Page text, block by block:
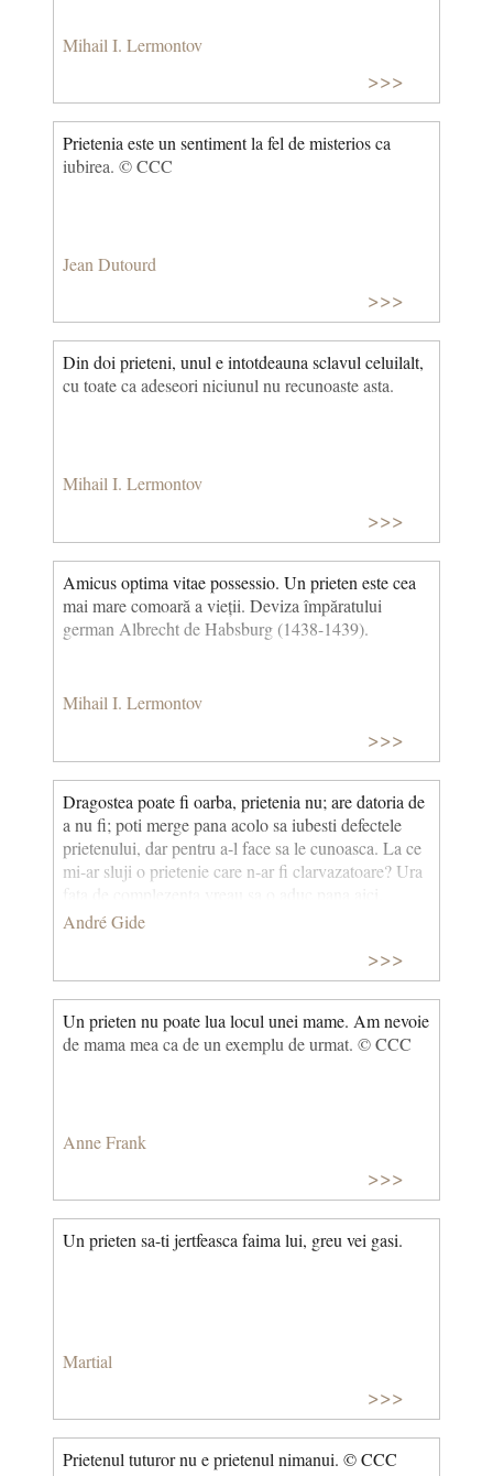
Mihail I. Lermontov
>>>
Prietenia este un sentiment la fel de misterios ca
iubirea. © CCC
Jean Dutourd
>>>
Din doi prieteni, unul e intotdeauna sclavul celuilalt,
cu toate ca adeseori niciunul nu recunoaste asta.
Mihail I. Lermontov
>>>
Amicus optima vitae possessio. Un prieten este cea
mai mare comoară a vieții. Deviza împăratului
german Albrecht de Habsburg (1438-1439).
Mihail I. Lermontov
>>>
Dragostea poate fi oarba, prietenia nu; are datoria de
a nu fi; poti merge pana acolo sa iubesti defectele
prietenului, dar pentru a-l face sa le cunoasca. La ce
mi-ar sluji o prietenie care n-ar fi clarvazatoare? Ura
André Gide
>>>
Un prieten nu poate lua locul unei mame. Am nevoie
de mama mea ca de un exemplu de urmat. © CCC
Anne Frank
>>>
Un prieten sa-ti jertfeasca faima lui, greu vei gasi.
Martial
>>>
Prietenul tuturor nu e prietenul nimanui. © CCC